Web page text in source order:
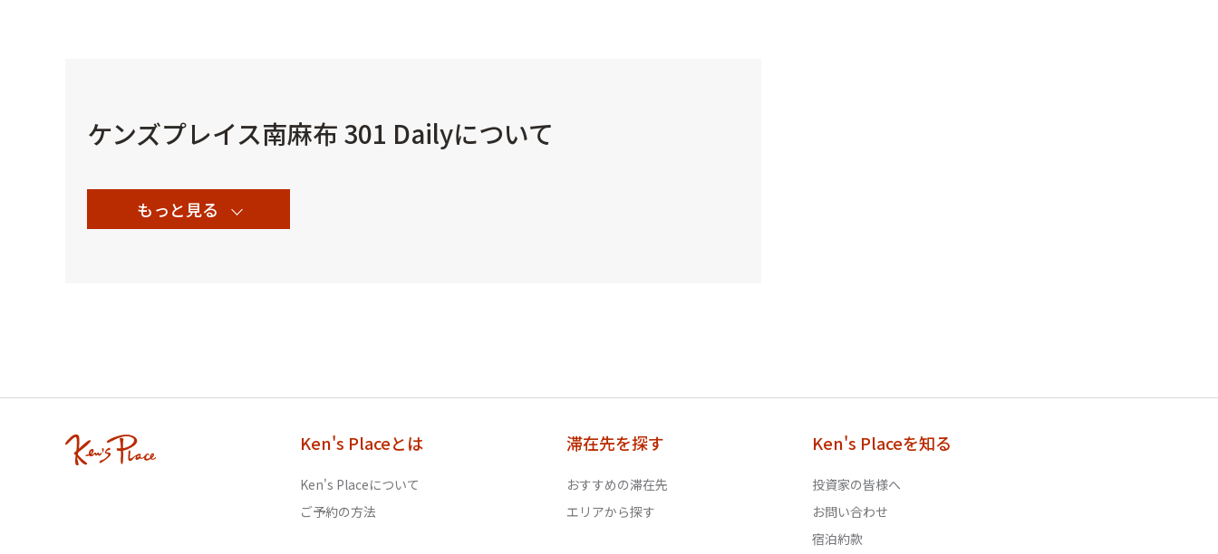
ケンズプレイス南麻布 301 Dailyについて
もっと見る
Ken's Placeとは
Ken's Placeについて
ご予約の方法
滞在先を探す
おすすめの滞在先
エリアから探す
Ken's Placeを知る
投資家の皆様へ
お問い合わせ
宿泊約款